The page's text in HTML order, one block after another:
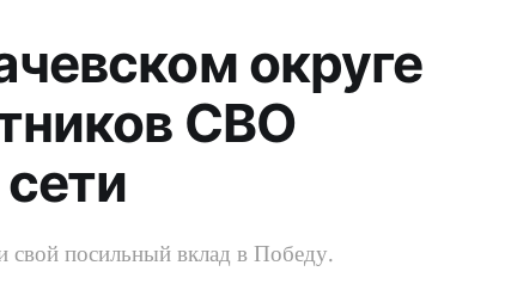
округе
СВО
свой посильный вклад в Победу.